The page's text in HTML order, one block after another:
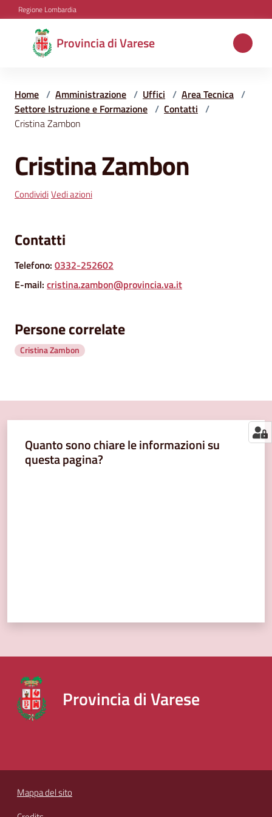
Vai al contenuto
Vai alla navigazione
Vai al footer
Regione Lombardia
Provincia di Varese
Provincia
di
Aree
Amministrazione
Servizi
segnalazioni
Eventi
Home / Amministrazione / Uffici / Area Tecnica /
Settore Istruzione e Formazione / Contatti /
Cristina Zambon
Salta al contenuto
Cristina Zambon
CondividiVedi azioni
Contatti
Telefono: 0332-252602
E-mail: cristina.zambon@provincia.va.it
Persone correlate
Cristina Zambon
Quanto sono chiare le informazioni su
questa pagina?
Provincia di Varese
Mappa del sito